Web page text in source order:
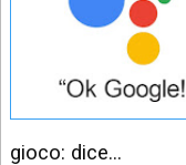
gioco: dice…